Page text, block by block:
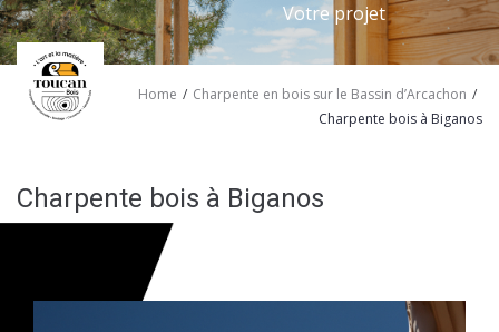
Votre projet
Home / Charpente en bois sur le Bassin d’Arcachon /
Charpente bois à Biganos
Charpente bois à Biganos